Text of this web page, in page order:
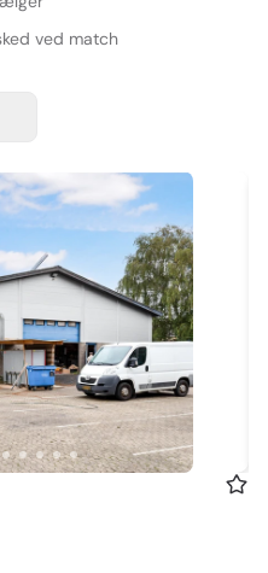
ved match